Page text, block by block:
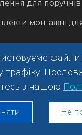
для поручнів
монтажні
трафіку.
з нашою
Не